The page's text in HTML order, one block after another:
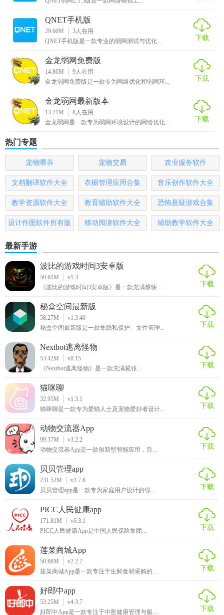
2. 测试场景库：提供预设的弱网测试场景，如地铁隧道、高
楼密集区等。
3. 日志记录：详细记录每次测试的数据和结果，便于后续分
析。
4. 报告生成：自动生成测试报告，包含测试时间、测试结
果、问题分析及建议。
成/持续部署（CI/CD）。
金龙弱网QNET优势
1. 高度定制化：用户可以根据实际需求自定义网络条件，实
现精准测试。
2. 全面性能监测：不仅监测网络性能，还关注应用层的性能
能快速上手。
4. 高效测试：支持自动化测试和远程协作，大幅提高测试效
率。
5. 深度分析：提供详细的测试数据和报告，帮助用户深入理
金龙弱网QNET点评
金龙弱网QNET是一款功能强大且易于使用的网络测试工具，
它能够帮助企业和开发者在网络优化方面节省大量时间和精
力。无论是评估现有网络的性能，还是为新应用进行网络兼
的功能、灵活的自定义选项以及高效的测试流程，使其成为
网络质量保障和优化的理想选择。
QNET手机版
29.60M 3人在用
QNET手机版是一款专业的弱网测试与优化...
下载
金龙弱网免费版
14.86M 9人在用
金龙弱网免费版是一款专为网络优化和弱网环...
下载
金龙弱网最新版本
13.21M 8人在用
金龙弱网是一款专为弱网环境设计的网络优化...
下载
热门专题
宠物喂养 宠物交易 农业服务软件
文档翻译软件大全 衣橱管理应用合集 音乐创作软件大全
教学资源软件大全 教育辅助软件大全 恐怖悬疑游戏合集
设计作图软件所有版
移动阅读软件大全 辅助教学软件大全
最新手游
波比的游戏时间3安卓版
50.61M
v1.3
《波比的游戏时间3安卓版》是一款充满惊悚...
下载
秘盒空间最新版
58.27M
v1.3.40
秘盒空间最新版是一款集隐私保护、文件管理...
下载
Nextbot逃离怪物
53.42M
v0.15
《Nextbot逃离怪物》是一款充满紧张...
下载
猫咪聊
32.95M
v1.3.1
猫咪聊是一款专为爱猫人士及宠物爱好者设计...
下载
动物交流器App
99.37M
v3.2.2
动物交流器App是一款创新型智能应用，旨...
下载
贝贝管理app
231.52M
v2.7.8
贝贝管理app是一款专为家庭用户设计的综...
下载
PICC人民健康app
171.81M
v6.3.1
PICC人民健康App是中国人民保险集团...
下载
莲菜商城App
50.68M
v2.2.7
莲菜商城App是一款专注于生鲜食材采购的...
下载
好郎中app
53.25M
v4.3.7
好郎中App是一款专注于中医健康管理与服...
下载